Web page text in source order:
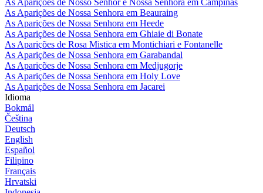
As Aparições de Nossa Senhora em Beauraing
As Aparições de Nossa Senhora em Heede
As Aparições de Nossa Senhora em Ghiaie di Bonate
As Aparições de Rosa Mistica em Montichiari e Fontanelle
As Aparições de Nossa Senhora em Garabandal
As Aparições de Nossa Senhora em Medjugorje
As Aparições de Nossa Senhora em Holy Love
As Aparições de Nossa Senhora em Jacarei
Idioma
Bokmål
Čeština
Deutsch
English
Español
Filipino
Français
Hrvatski